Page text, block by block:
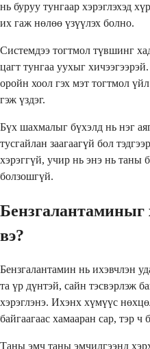
нь буруу тунгаар хэрэглэхэд
их гаж нөлөө үзүүлэх болно.
Системдээ тогтмол түвшинг
цагт тунгаа уухыг
оройн хоол гэх мэт тогтмол
гэж үздэг.
Бүх шахмалыг бүхэлд нь нэг
тусгайлан заагаагүй бол
хэрэггүй, учир нь энэ нь таны
болзошгүй.
Бензгалантаминыг
вэ?
Бензгалантамин нь ихэвчлэн
та үр дүнтэй, сайн тэсвэрлэж
хэрэглэнэ. Ихэнх хүмүүс
байгаагаас хамааран сар, тэр ч
Таны эмч таны эмчилгээнд